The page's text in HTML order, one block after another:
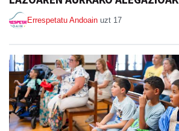
Errespetatu Andoain uzt 17